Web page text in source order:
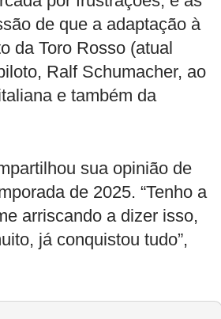
de que a adaptação à
da Toro Rosso (atual
Ralf Schumacher, ao
e também da
sua opinião de
de 2025. “Tenho a
arriscando a dizer isso,
já conquistou tudo”,